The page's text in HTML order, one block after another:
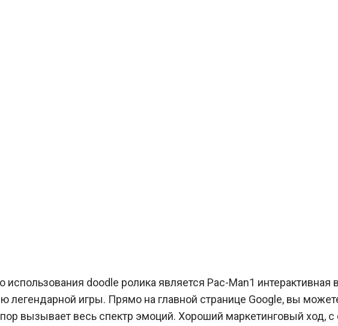
doodle ролика является Pac-Man1 интерактивная
легендарной игры. Прямо на главной странице Google, вы
пор вызывает весь спектр эмоций. Хороший маркетинговый ход, с